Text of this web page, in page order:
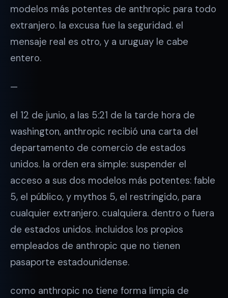
modelos más potentes de anthropic para todo
extranjero. la excusa fue la seguridad. el
mensaje real es otro, y a uruguay le cabe
entero.
—
el 12 de junio, a las 5:21 de la tarde hora de
washington, anthropic recibió una carta del
departamento de comercio de estados
unidos. la orden era simple: suspender el
acceso a sus dos modelos más potentes: fable
5, el público, y mythos 5, el restringido, para
cualquier extranjero. cualquiera. dentro o fuera
de estados unidos. incluidos los propios
empleados de anthropic que no tienen
pasaporte estadounidense.
como anthropic no tiene forma limpia de